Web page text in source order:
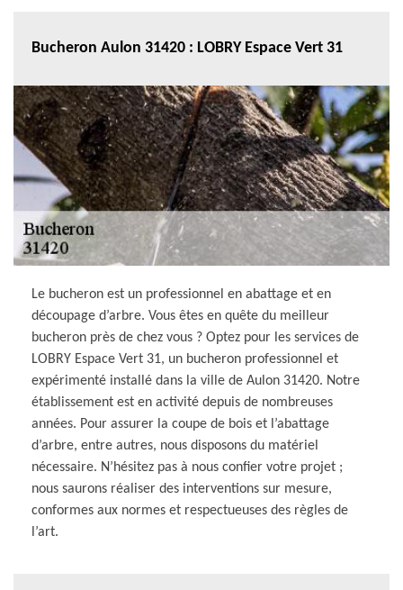
Bucheron Aulon 31420 : LOBRY Espace Vert 31
Le bucheron est un professionnel en abattage et en
découpage d’arbre. Vous êtes en quête du meilleur
bucheron près de chez vous ? Optez pour les services de
LOBRY Espace Vert 31, un bucheron professionnel et
expérimenté installé dans la ville de Aulon 31420. Notre
établissement est en activité depuis de nombreuses
années. Pour assurer la coupe de bois et l’abattage
d’arbre, entre autres, nous disposons du matériel
nécessaire. N’hésitez pas à nous confier votre projet ;
nous saurons réaliser des interventions sur mesure,
conformes aux normes et respectueuses des règles de
l’art.